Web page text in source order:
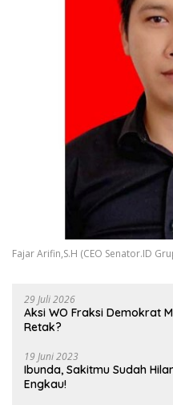
Fajar Arifin,S.H (CEO Senator.ID
29 Juli 2026
Aksi WO Fraksi Demokrat
Retak?
19 Juni 2023
Ibunda, Sakitmu Sudah
Engkau!